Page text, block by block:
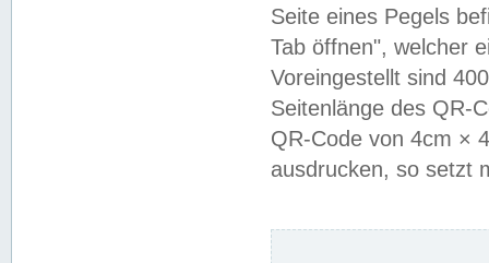
Seite eines Pegels
Tab öffnen", welcher
Voreingestellt sind
Seitenlänge des QR-
QR-Code von 4cm ×
ausdrucken, so setzt